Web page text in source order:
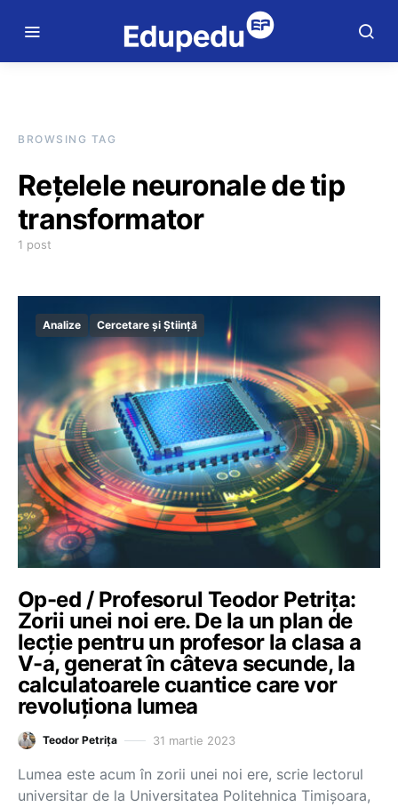
BROWSING TAG
Rețelele neuronale de tip
transformator
1 post
Analize Cercetare și Știință
Op-ed / Profesorul Teodor Petrița:
Zorii unei noi ere. De la un plan de
lecție pentru un profesor la clasa a
V-a, generat în câteva secunde, la
calculatoarele cuantice care vor
revoluționa lumea
Teodor Petrița 31 martie 2023
Lumea este acum în zorii unei noi ere, scrie lectorul
universitar de la Universitatea Politehnica Timișoara,